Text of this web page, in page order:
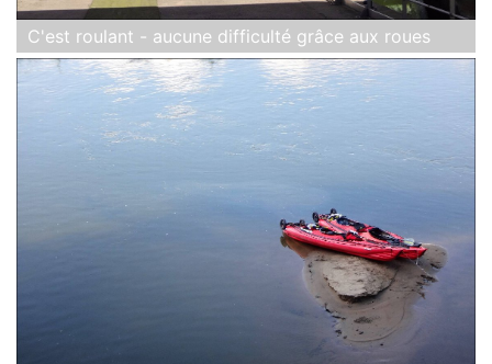
C'est roulant - aucune difficulté grâce aux roues